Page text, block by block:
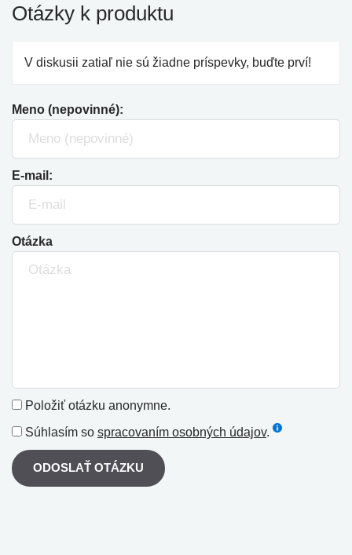
Otázky k produktu
V diskusii zatiaľ nie sú žiadne príspevky, buďte prví!
Meno (nepovinné):
E-mail:
Otázka
Položiť otázku anonymne.
Súhlasím so spracovaním osobných údajov.
ODOSLAŤ OTÁZKU